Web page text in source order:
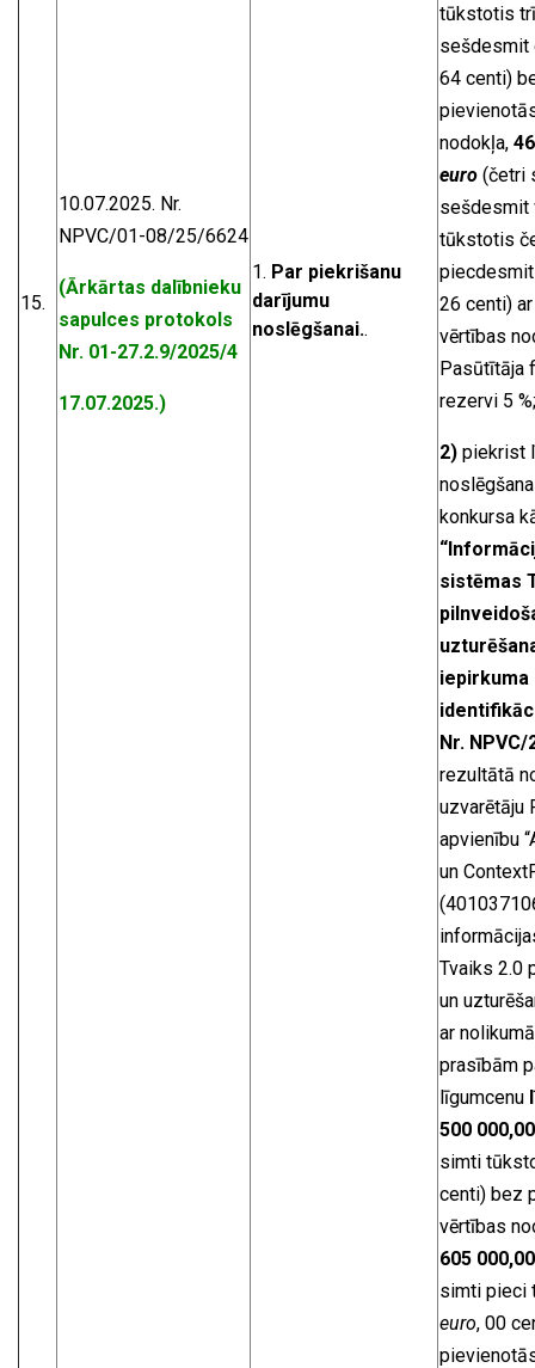
15.
10.07.2025. Nr.
NPVC/01-08/25/6624
(Ārkārtas dalībnieku
sapulces protokols
Nr. 01-27.2.9/2025/4
17.07.2025.)
Par piekrišanu
darījumu
noslēgšanai..
tūkstotis
64 centi)
nodokļa,
euro (četri
sešdesmit
tūkstotis
26 centi)
vērtības
Pasūtītāja
rezervi 5 %;
2) piekrist
konkursa
sistēmas
iepirkuma
Nr. NPVC/
rezultātā
uzvarētāju
apvienību
un
Tvaiks 2.0
un
ar
prasībām
līgumcenu
500
simti
centi) bez
vērtības
605
simti pieci
euro, 00